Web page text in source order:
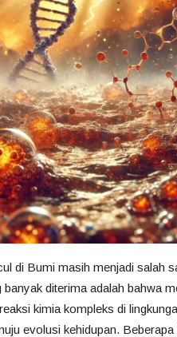
di Bumi masih menjadi salah
diterima adalah bahwa
kimia kompleks di
evolusi kehidupan.